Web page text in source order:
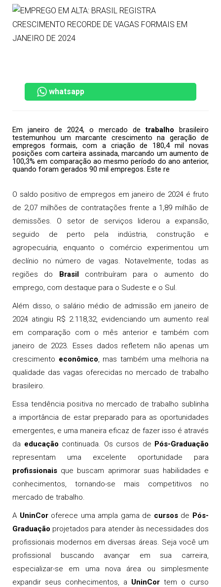
whatsapp
Em janeiro de 2024, o mercado detrabalho brasileiro
testemunhou um marcante crescimento na geração de
empregos formais, com a criação de 180,4 mil novas
posições com carteira assinada, marcando um aumento de
100,3% em comparação ao mesmo período do ano anterior,
quando foram gerados 90 mil empregos. Este re
O saldo positivo de empregos em janeiro de 2024 é fruto
de 2,07 milhões de contratações frente a 1,89 milhão de
demissões. O setor de serviços liderou a expansão,
seguido de perto pela indústria, construção e
agropecuária, enquanto o comércio experimentou um
declínio no número de vagas. Notavelmente, todas as
regiões do Brasilcontribuíram para o aumento do
emprego, com destaque para o Sudeste e o Sul.
Além disso, o salário médio de admissão em janeiro de
2024 atingiu R$ 2.118,32, evidenciando um aumento real
em comparação com o mês anterior e também com
janeiro de 2023. Esses dados refletem não apenas um
crescimento econômico, mas também uma melhoria na
qualidade das vagas oferecidas no mercado de trabalho
brasileiro.
Essa tendência positiva no mercado de trabalho sublinha
a importância de estar preparado para as oportunidades
emergentes, e uma maneira eficaz de fazer isso é através
da educação continuada. Os cursos de Pós-Graduação
representam uma excelente oportunidade para
profissionais que buscam aprimorar suas habilidades e
conhecimentos, tornando-se mais competitivos no
mercado de trabalho.
A UninCoroferece uma ampla gama de cursosde Pós-
Graduação projetados para atender às necessidades dos
profissionais modernos em diversas áreas. Seja você um
profissional buscando avançar em sua carreira,
especializar-se em uma nova área ou simplesmente
expandir seus conhecimentos, a UninCor tem o curso